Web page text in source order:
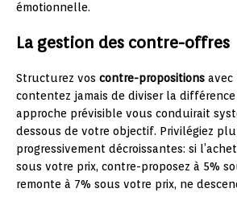
émotionnelle.
La gestion des contre-offres
Structurez vos contre-propositions avec
contentez jamais de diviser la
approche prévisible vous conduirait
dessous de votre objectif. Privilégiez
progressivement décroissantes: si
sous votre prix, contre-proposez à 5%
remonte à 7% sous votre prix, ne